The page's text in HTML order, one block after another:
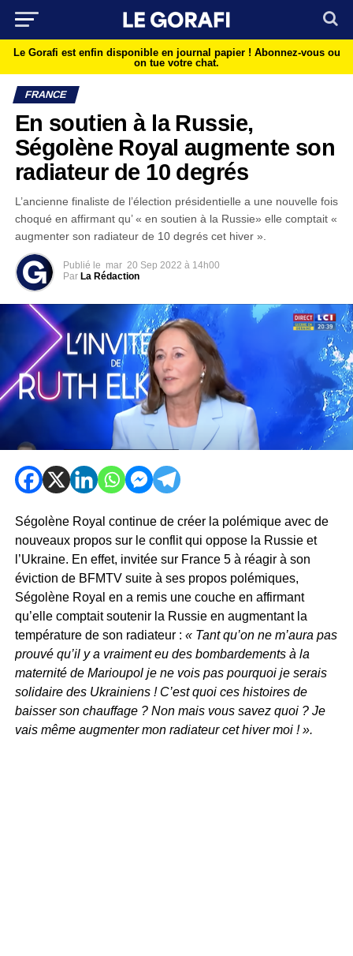
Le Gorafi est enfin disponible en journal papier ! Abonnez-vous ou
on tue votre chat.
FRANCE
​​​En soutien à la Russie,
Ségolène Royal augmente son
radiateur de 10 degrés
L’ancienne finaliste de l’élection présidentielle a une nouvelle fois
choqué en affirmant qu’ « en soutien à la Russie» elle comptait «
augmenter son radiateur de 10 degrés cet hiver ».
Publié le mar 20 Sep 2022 à 14h00
Par La Rédaction
Ségolène Royal continue de créer la polémique avec de
nouveaux propos sur le conflit qui oppose la Russie et
l’Ukraine. En effet, invitée sur France 5 à réagir à son
éviction de BFMTV suite à ses propos polémiques,
Ségolène Royal en a remis une couche en affirmant
qu’elle comptait soutenir la Russie en augmentant la
température de son radiateur : « Tant qu’on ne m’aura pas
prouvé qu’il y a vraiment eu des bombardements à la
maternité de Marioupol je ne vois pas pourquoi je serais
solidaire des Ukrainiens ! C’est quoi ces histoires de
baisser son chauffage ? Non mais vous savez quoi ? Je
vais même augmenter mon radiateur cet hiver moi ! ».